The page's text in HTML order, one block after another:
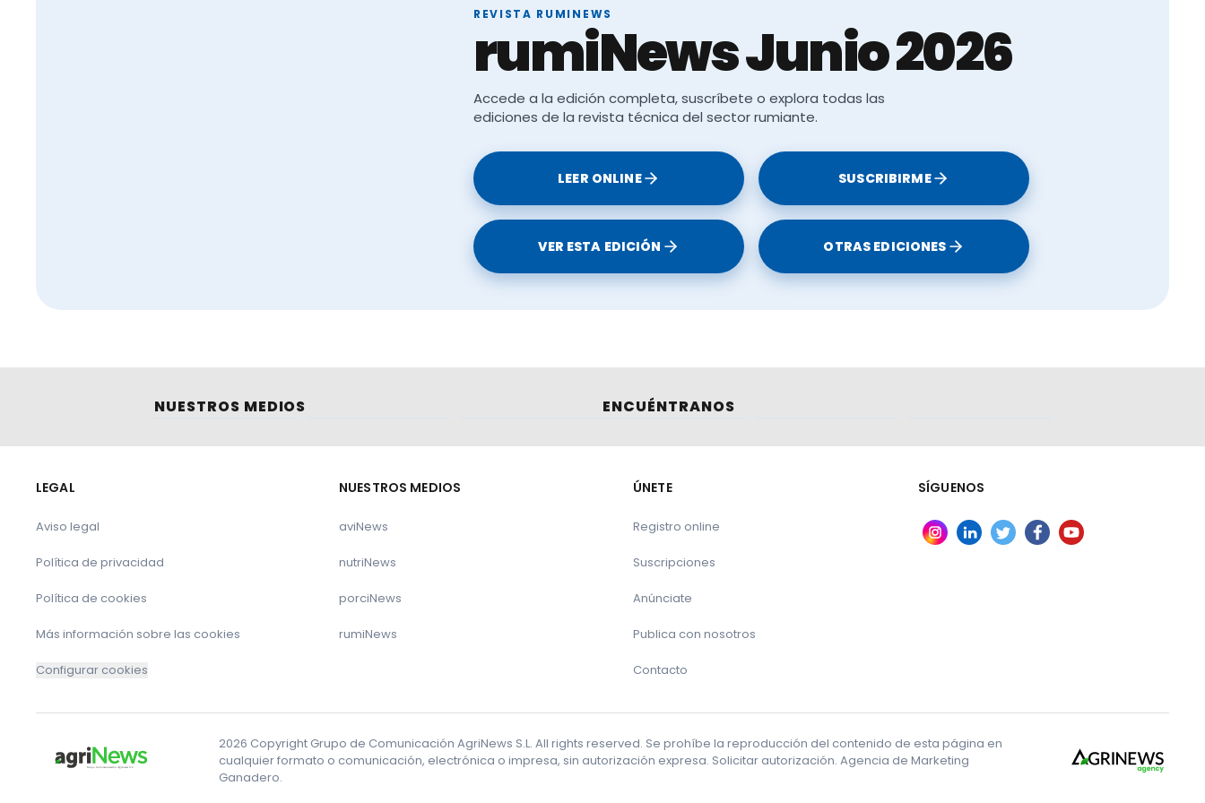
REVISTA RUMINEWS
rumiNews Junio 2026
Accede a la edición completa, suscríbete o explora todas las
ediciones de la revista técnica del sector rumiante.
LEER ONLINE SUSCRIBIRME
VER ESTA EDICIÓN OTRAS EDICIONES
NUESTROS MEDIOS ENCUÉNTRANOS
LEGAL
Aviso legal
Política de privacidad
Política de cookies
Más información sobre las cookies
Configurar cookies
NUESTROS MEDIOS
aviNews
nutriNews
porciNews
rumiNews
ÚNETE
Registro online
Suscripciones
Anúnciate
Publica con nosotros
Contacto
SÍGUENOS
2026 Copyright Grupo de Comunicación AgriNews S.L. All rights reserved. Se prohíbe la reproducción del contenido de esta página en
cualquier formato o comunicación, electrónica o impresa, sin autorización expresa. Solicitar autorización. Agencia de Marketing
Ganadero.